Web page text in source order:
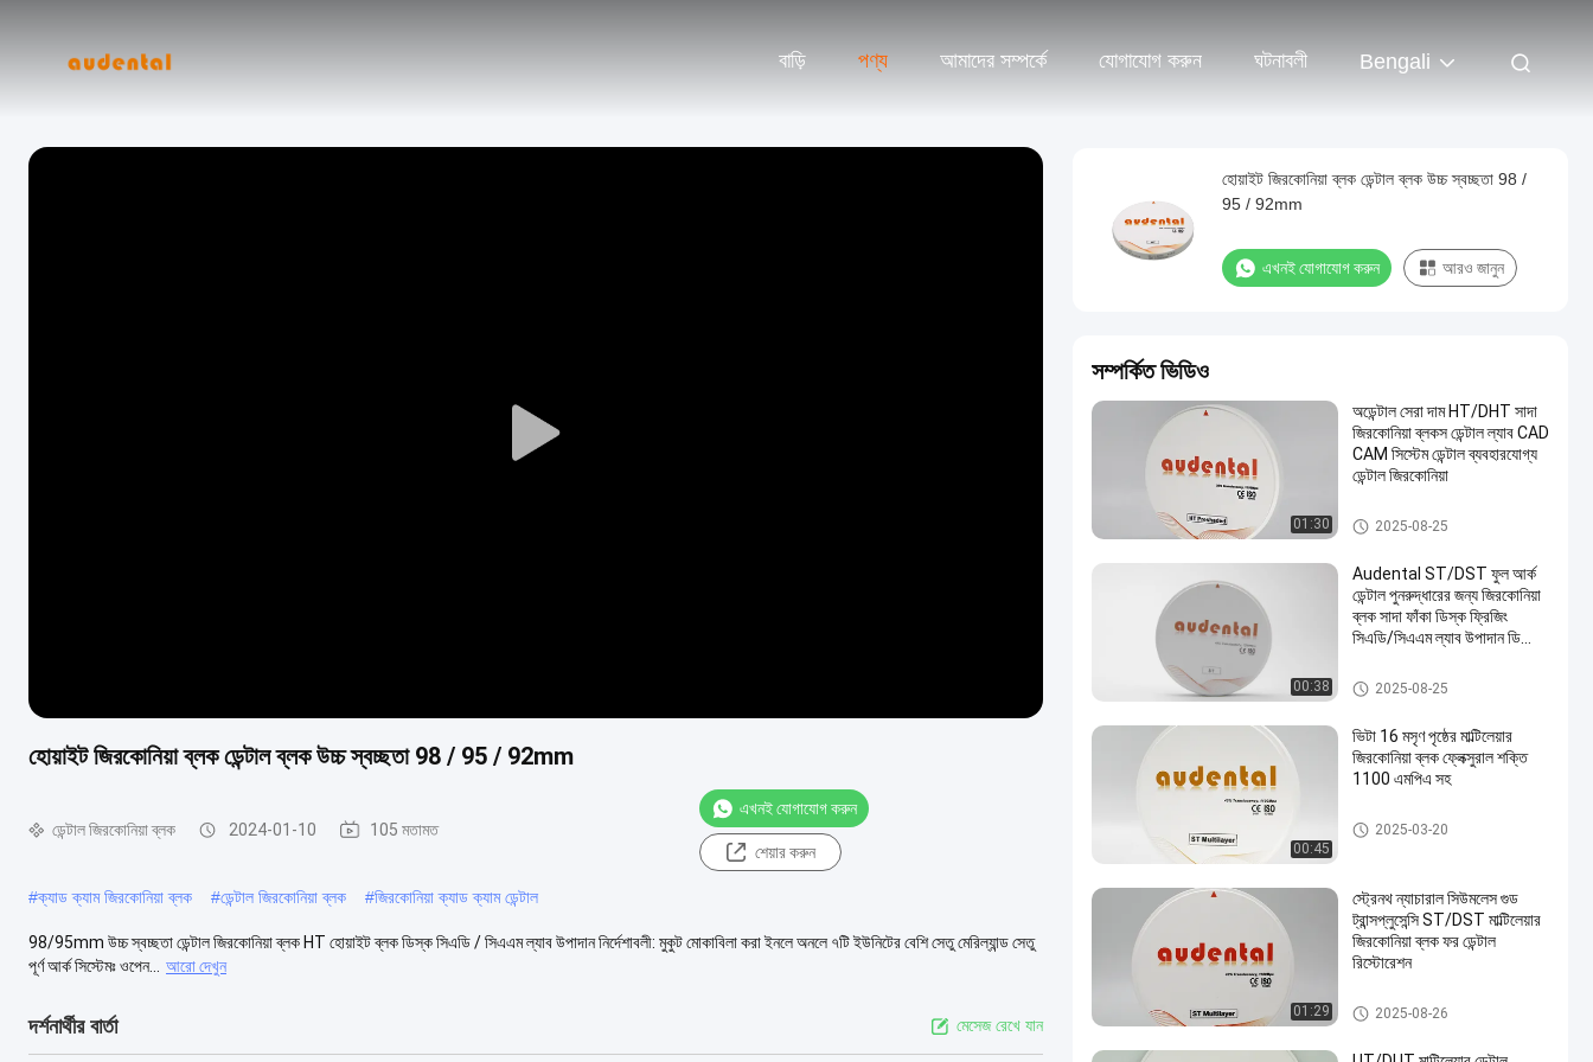
বাড়ি পণ্য আমাদের সম্পর্কে যোগাযোগ করুন ঘটনাবলী Bengali
Play
হোয়াইট জিরকোনিয়া ব্লক ডেন্টাল ব্লক উচ্চ স্বচ্ছতা 98 / 95 / 92mm
ডেন্টাল জিরকোনিয়া ব্লক 2024-01-10 105 মতামত
এখনই যোগাযোগ করুন
শেয়ার করুন
#ক্যাড ক্যাম জিরকোনিয়া ব্লক #ডেন্টাল জিরকোনিয়া ব্লক #জিরকোনিয়া ক্যাড ক্যাম ডেন্টাল
98/95mm উচ্চ স্বচ্ছতা ডেন্টাল জিরকোনিয়া ব্লক HT হোয়াইট ব্লক ডিস্ক সিএডি / সিএএম ল্যাব উপাদান নির্দেশাবলী: মুকুট মোকাবিলা করা ইনলে অনলে ৭টি ইউনিটের বেশি সেতু মেরিল্যান্ড সেতু
পূর্ণ আর্ক সিস্টেমঃ ওপেন...
আরো দেখুন
দর্শনার্থীর বার্তা মেসেজ রেখে যান
হোয়াইট জিরকোনিয়া ব্লক ডেন্টাল ব্লক উচ্চ স্বচ্ছতা 98 /
95 / 92mm
এখনই যোগাযোগ করুন আরও জানুন
সম্পর্কিত ভিডিও
01:30
অডেন্টাল সেরা দাম HT/DHT সাদা
জিরকোনিয়া ব্লকস ডেন্টাল ল্যাব CAD
CAM সিস্টেম ডেন্টাল ব্যবহারযোগ্য
ডেন্টাল জিরকোনিয়া
ডেন্টাল জিরকোনিয়া ব্লক
2025-08-25
00:38
Audental ST/DST ফুল আর্ক
ডেন্টাল পুনরুদ্ধারের জন্য জিরকোনিয়া
ব্লক সাদা ফাঁকা ডিস্ক ফ্রিজিং
সিএডি/সিএএম ল্যাব উপাদান ডি
ডেন্টাল জিরকোনিয়া ব্লক
2025-08-25
00:45
ভিটা 16 মসৃণ পৃষ্ঠের মাল্টিলেয়ার
জিরকোনিয়া ব্লক ফ্লেক্সুরাল শক্তি
1100 এমপিএ সহ
মাল্টিলেয়ার জিরকোনিয়া ব্লক
2025-03-20
01:29
স্ট্রেনথ ন্যাচারাল সিউমলেস গুড
ট্রান্সপ্লুসেন্সি ST/DST মাল্টিলেয়ার
জিরকোনিয়া ব্লক ফর ডেন্টাল
রিস্টোরেশন
মাল্টিলেয়ার জিরকোনিয়া ব্লক
2025-08-26